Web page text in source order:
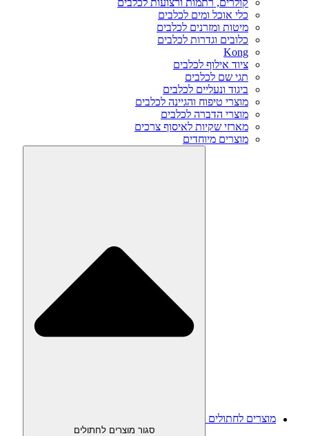
קולרים, רתמות ורצועות לכלבים
כלי אוכל ומים לכלבים
מיטות ומזרנים לכלבים
כלובים וגדרות לכלבים
Kong
ציוד אילוף לכלבים
תגי שם לכלבים
ביגוד ונעליים לכלבים
מוצרי טיפוח והגיינה לכלבים
מוצרי הדברה לכלבים
מארזי שקיות לאיסוף צרכים
מוצרים מיוחדים
מוצרים לחתולים
סגור מוצרים לחתולים